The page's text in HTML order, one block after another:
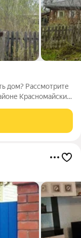
дом? Рассмотрите
Красномайский.
участке есть